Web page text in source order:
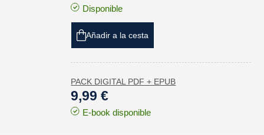
Disponible
Añadir a la cesta
PACK DIGITAL PDF + EPUB
9,99 €
E-book disponible